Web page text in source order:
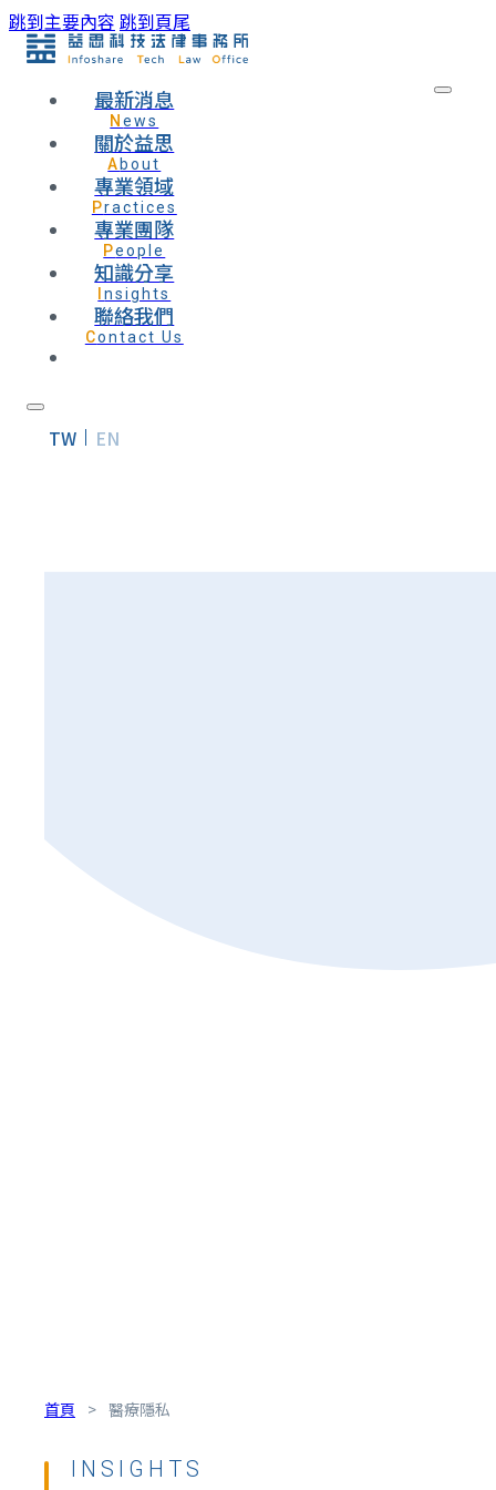
跳到主要內容 跳到頁尾
最新消息
News
關於益思
About
專業領域
Practices
專業團隊
People
知識分享
Insights
聯絡我們
Contact Us
TW EN
首頁 > 醫療隱私
INSIGHTS